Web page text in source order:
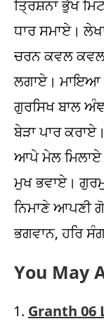
ਤ੍ਰਿਸ਼ਨਾ ਭੁੱਖ
ਧਾਰ ਸਮਾਏ।
ਚਰਨ ਕਵਲ
ਲਗਾਏ। ਮਾਇਆ
ਗੁਰਸਿਖ ਬਾਲ
ਬੇੜਾ ਪਾਰ
ਆਪੇ ਮੇਲ
ਮੁਖ ਭਵਾਏ।
ਨਿਮਾਣੇ ਆਪਣੀ
ਭਗਵਾਨ, ਹਰਿ
You May
Granth 06